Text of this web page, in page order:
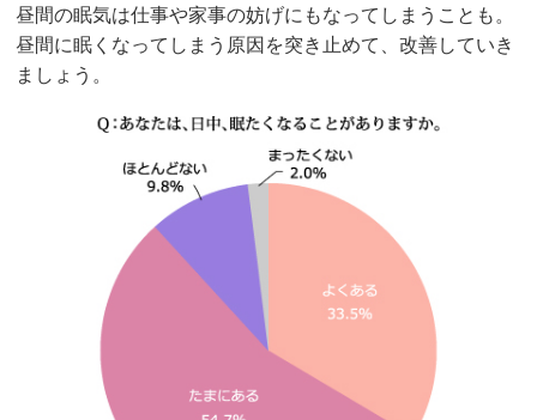
昼間の眠気は仕事や家事の妨げにもなってしまうことも。
昼間に眠くなってしまう原因を突き止めて、改善していき
ましょう。